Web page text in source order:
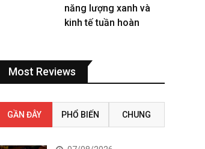
năng lượng xanh và
kinh tế tuần hoàn
Most Reviews
GẦN ĐÂY PHỔ BIẾN CHUNG